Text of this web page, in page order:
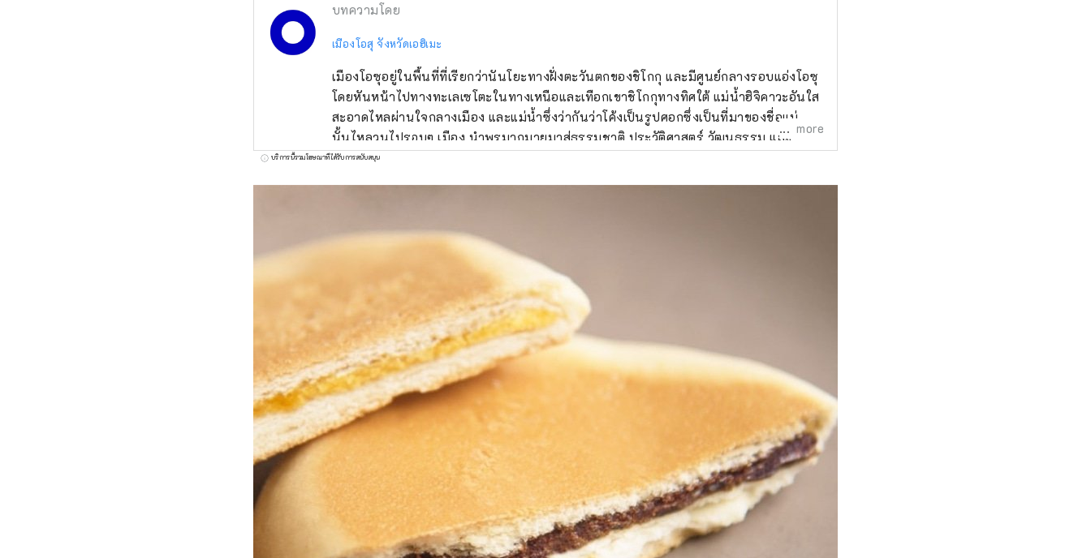
บทความโดย
เมืองโอสุ จังหวัดเอฮิเมะ
เมืองโอซุอยู่ในพื้นที่ที่เรียกว่านันโยะทางฝั่งตะวันตกของชิโกกุ และมีศูนย์กลางรอบแอ่งโอซุ
โดยหันหน้าไปทางทะเลเซโตะในทางเหนือและเทือกเขาชิโกกุทางทิศใต้ แม่น้ำฮิจิคาวะอันใส
สะอาดไหลผ่านใจกลางเมือง และแม่น้ำซึ่งว่ากันว่าโค้งเป็นรูปศอกซึ่งเป็นที่มาของชื่อแม่น้ำ
นั้นไหลวนไปรอบๆ เมือง นำพรมากมายมาสู่ธรรมชาติ ประวัติศาสตร์ วัฒนธรรม และ
อาหารพื้นเมือง ซากของประวัติศาสตร์อันรุ่งเรืองของเมืองในฐานะเมืองปราสาทโอซุใน
more
บริการนี้รวมโฆษณาที่ได้รับการสนับสนุน